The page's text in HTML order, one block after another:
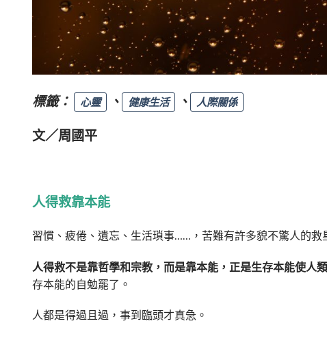
標籤： 心靈 、 健康生活 、 人際關係
文／周國平
人得救靠本能
習慣、疲倦、遺忘、生活瑣事……，苦難有許多貌不驚人的救
人得救不是靠哲學和宗教，而是靠本能，正是生存本能使人
存本能的自勉罷了。
人都是得過且過，事到臨頭才真急。